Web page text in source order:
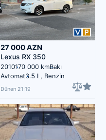
27 000AZN
Lexus RX 350
2010170 000 kmBakı
Avtomat3.5 L, Benzin
Dünən 21:19